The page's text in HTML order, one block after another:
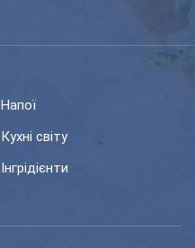
Напої
Кухні світу
Інгрідієнти